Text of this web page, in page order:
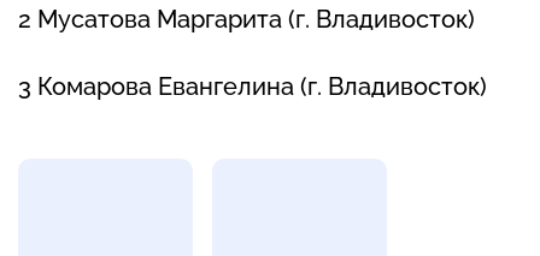
2 Мусатова Маргарита (г. Владивосток)
3 Комарова Евангелина (г. Владивосток)